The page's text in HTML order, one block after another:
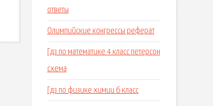
ответы
Олимпийские конгрессы реферат
Гдз по математике 4 класс петерсон
схема
Гдз по физике химии 6 класс